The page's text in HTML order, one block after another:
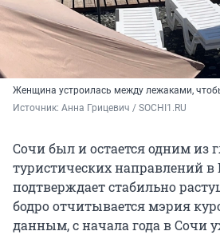
Женщина устроилась между лежаками,
Источник: Анна Грицевич / SOCHI1.RU
Сочи был и остается одним из
туристических направлений в
подтверждает стабильно
бодро отчитывается мэрия
данным, с начала года в Сочи